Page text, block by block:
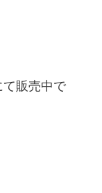
販売中で